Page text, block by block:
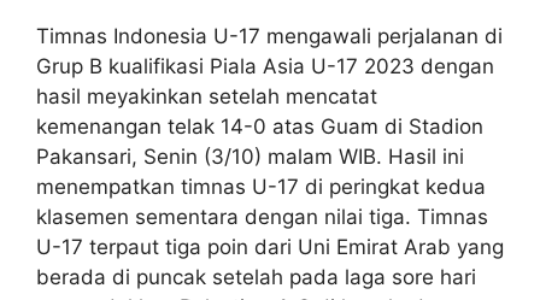
Timnas Indonesia U-17 mengawali perjalanan di
Grup B kualifikasi Piala Asia U-17 2023 dengan
hasil meyakinkan setelah mencatat
kemenangan telak 14-0 atas Guam di Stadion
Pakansari, Senin (3/10) malam WIB. Hasil ini
menempatkan timnas U-17 di peringkat kedua
klasemen sementara dengan nilai tiga. Timnas
U-17 terpaut tiga poin dari Uni Emirat Arab yang
berada di puncak setelah pada laga sore hari